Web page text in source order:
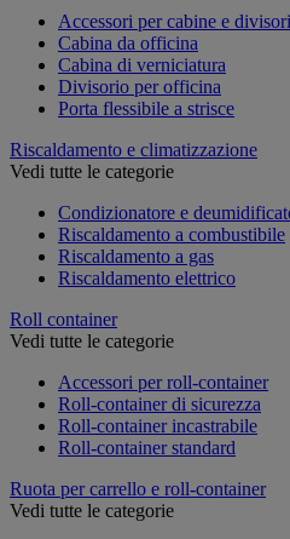
Accessori per cabine e divisori
Cabina da officina
Cabina di verniciatura
Divisorio per officina
Porta flessibile a strisce
Riscaldamento e climatizzazione
Vedi tutte le categorie
Condizionatore e
Riscaldamento a combustibile
Riscaldamento a gas
Riscaldamento elettrico
Roll container
Vedi tutte le categorie
Accessori per roll-container
Roll-container di sicurezza
Roll-container incastrabile
Roll-container standard
Ruota per carrello e roll-container
Vedi tutte le categorie